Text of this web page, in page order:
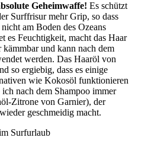
Geheimwaffe! Es schützt
Surffrisur mehr Grip, so dass
am Boden des Ozeans
es Feuchtigkeit, macht das Haar
und kann nach dem
werden. Das Haaröl von
so ergiebig, dass es einige
wie Kokosöl funktionieren
nach dem Shampoo immer
Zitrone von Garnier), der
geschmeidig macht.